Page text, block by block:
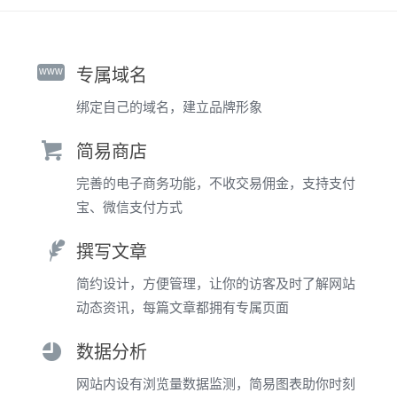
www 专属域名
绑定自己的域名，建立品牌形象
简易商店
完善的电子商务功能，不收交易佣金，支持支付
宝、微信支付方式
撰写文章
简约设计，方便管理，让你的访客及时了解网站
动态资讯，每篇文章都拥有专属页面
数据分析
网站内设有浏览量数据监测，简易图表助你时刻